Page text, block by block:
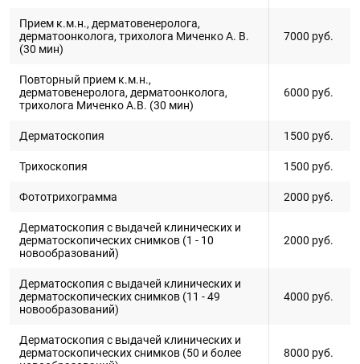
Прием к.м.н., дерматовенеролога,
дерматоонколога, трихолога Миченко А. В.
(30 мин)
7000 руб.
Повторный прием к.м.н.,
дерматовенеролога, дерматоонколога,
трихолога Миченко А.В. (30 мин)
6000 руб.
Дерматоскопия 1500 руб.
Трихоскопия 1500 руб.
Фототрихограмма 2000 руб.
Дерматоскопия с выдачей клинических и
дерматоскопических снимков (1 - 10
новообразований)
2000 руб.
Дерматоскопия с выдачей клинических и
дерматоскопических снимков (11 - 49
новообразований)
4000 руб.
Дерматоскопия с выдачей клинических и
дерматоскопических снимков (50 и более
8000 руб.